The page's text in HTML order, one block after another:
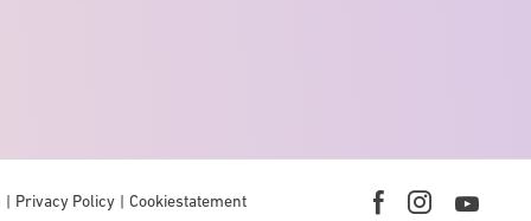
Privacy Policy Cookiestatement